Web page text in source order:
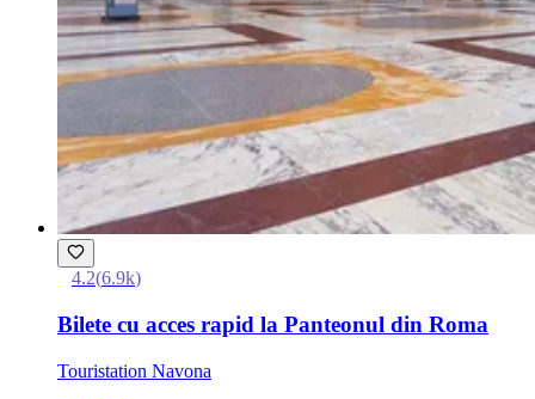
4.2(6.9k)
Bilete cu acces rapid la Panteonul din Roma
Touristation Navona